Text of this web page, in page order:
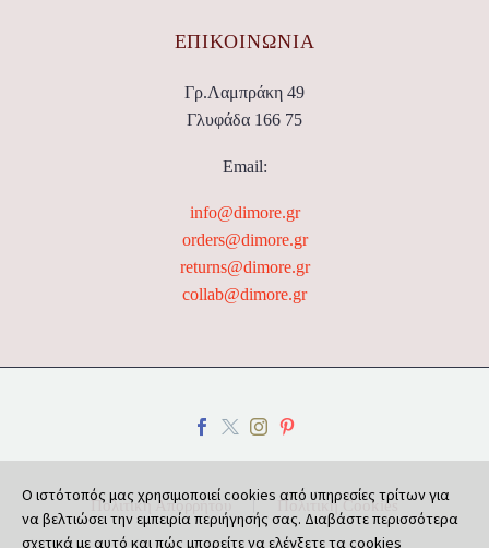
ΕΠΙΚΟΙΝΩΝΊΑ
Γρ.Λαμπράκη 49
Γλυφάδα 166 75
Email:
info@dimore.gr
orders@dimore.gr
returns@dimore.gr
collab@dimore.gr
Πολιτική Απορρήτου Πολιτική Cookies
Ο ιστότοπός μας χρησιμοποιεί cookies από υπηρεσίες τρίτων για
να βελτιώσει την εμπειρία περιήγησής σας. Διαβάστε περισσότερα
σχετικά με αυτό και πώς μπορείτε να ελέγξετε τα cookies